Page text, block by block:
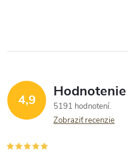
4,9
5191 hodnotení
Zobraziť recenzie